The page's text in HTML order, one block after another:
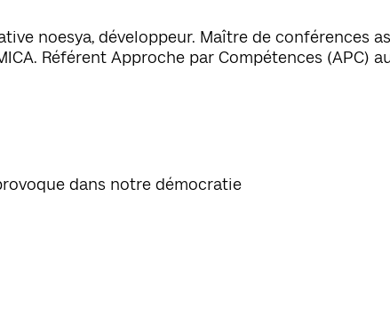
noesya, développeur. Maître de conférences
Référent Approche par Compétences (APC)
dans notre démocratie